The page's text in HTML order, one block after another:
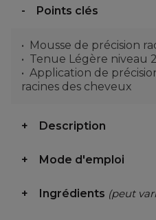
Points clés
Mousse de précision
Tenue Légère niveau 2
Application de
racines des cheveux
Description
Mode d'emploi
Ingrédients (peut